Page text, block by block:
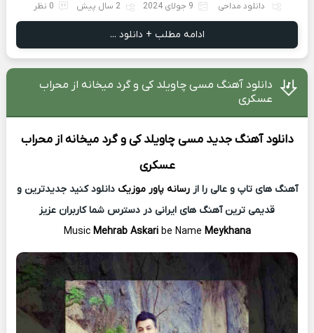
دانلود مداحی 9 جولای 2024 2 سال پیش 0 نظر
ادامه مطلب + دانلود ...
دانلود آهنگ مسی چاویلد کی و گرد میخانه از محراب
عسکری
دانلود آهنگ جدید مسی چاویلد کی و گرد میخانه ازمحراب
عسکری
آهنگ های تاپ و عالی را ازرسانه پاور موزیک دانلود کنید جدیدترین و
قدیمی ترین آهنگ های ایرانی در دسترس شما کاربران عزیز
MusicMehrab Askari be Name Meykhana